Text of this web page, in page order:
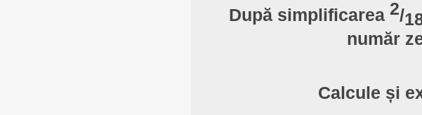
După simplificarea 2/
număr
Calcule și